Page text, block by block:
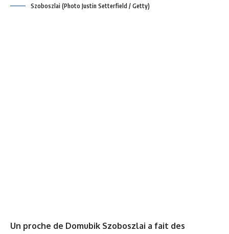
Szoboszlai (Photo Justin Setterfield / Getty)
Un proche de Domubik Szoboszlai a fait des